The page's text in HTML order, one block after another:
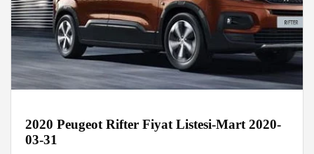
2020 Peugeot Rifter Fiyat Listesi-Mart 2020-
03-31